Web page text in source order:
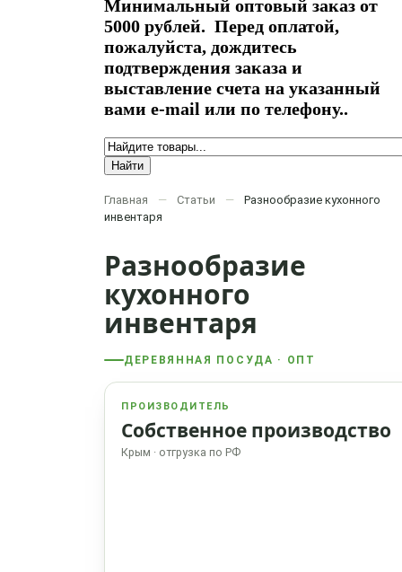
Минимальный оптовый заказ от
5000 рублей. Перед оплатой,
пожалуйста, дождитесь
подтверждения заказа и
выставление счета на указанный
вами e-mail или по телефону..
Форма поиска
Найти
Вы здесь
Главная Статьи
Разнообразие кухонного
инвентаря
Разнообразие
кухонного
инвентаря
ДЕРЕВЯННАЯ ПОСУДА · ОПТ
ПРОИЗВОДИТЕЛЬ
Собственное производство
Крым · отгрузка по РФ